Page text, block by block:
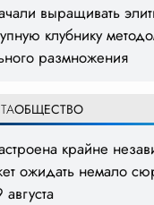
выращивать
клубнику
размножения
ОБЩЕСТВО
крайне
ожидать немало